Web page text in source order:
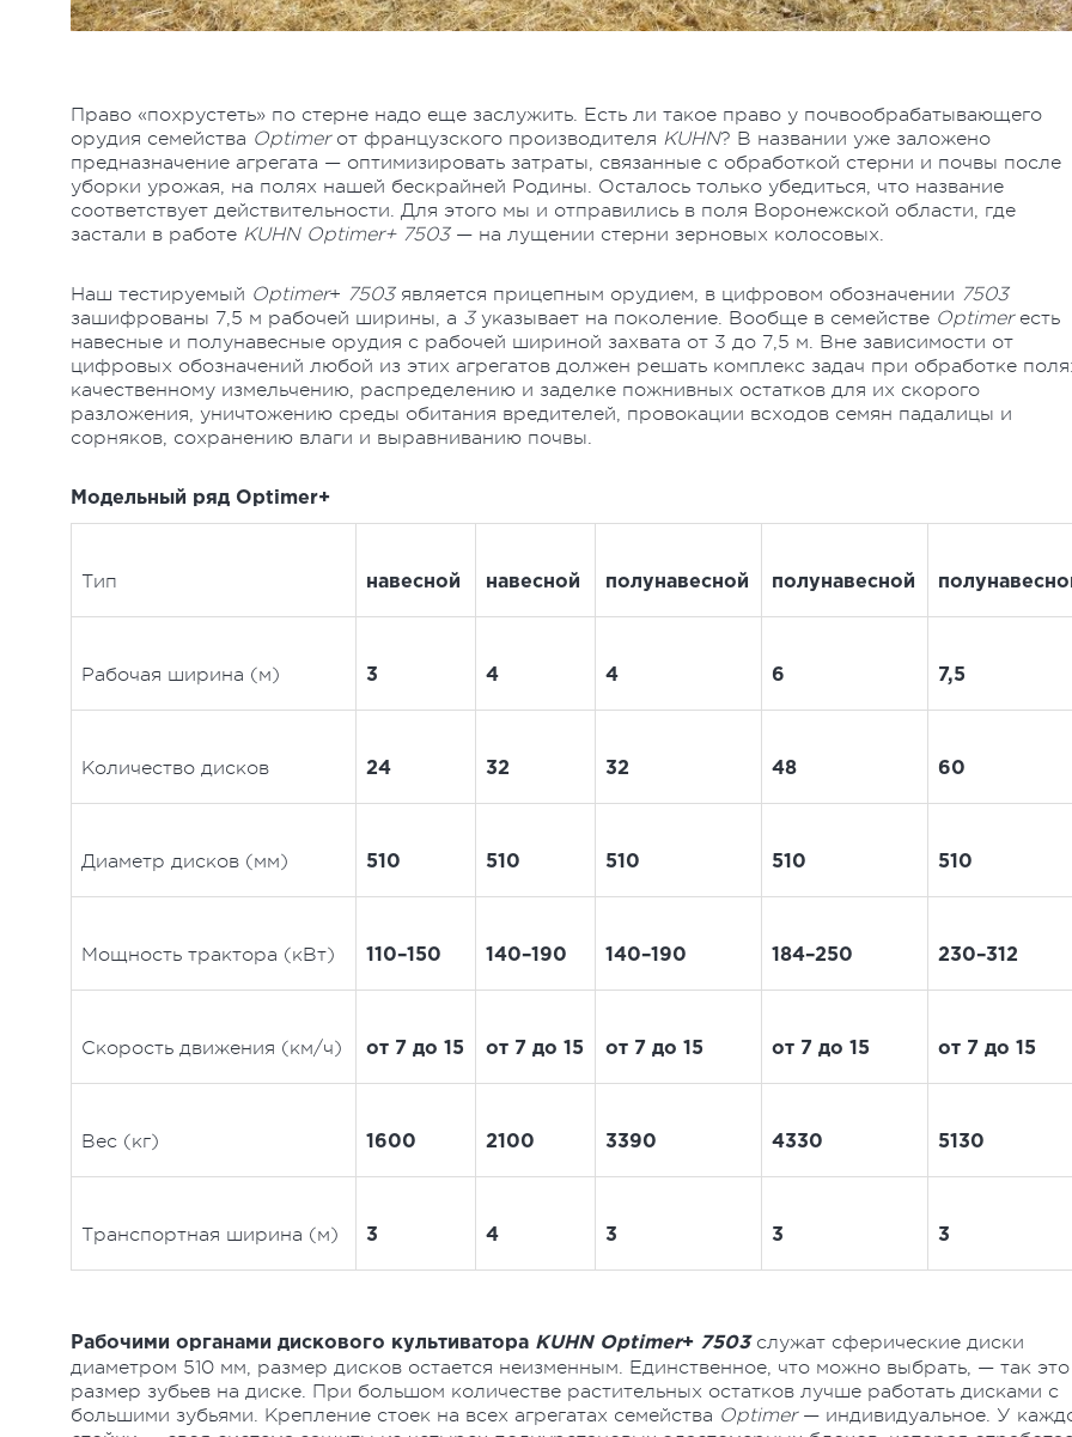
Право «похрустеть» по стерне надо еще заслужить. Есть ли такое право у почвообрабатывающего
орудия семейства Optimer от французского производителя KUHN? В названии уже заложено
предназначение агрегата — оптимизировать затраты, связанные с обработкой стерни и почвы после
уборки урожая, на полях нашей бескрайней Родины. Осталось только убедиться, что название
соответствует действительности. Для этого мы и отправились в поля Воронежской области, где
застали в работе KUHN Optimer+ 7503 — на лущении стерни зерновых колосовых.
Наш тестируемый Optimer+ 7503 является прицепным орудием, в цифровом обозначении 7503
зашифрованы 7,5 м рабочей ширины, а 3 указывает на поколение. Вообще в семействе Optimer есть
навесные и полунавесные орудия с рабочей шириной захвата от 3 до 7,5 м. Вне зависимости от
цифровых обозначений любой из этих агрегатов должен решать комплекс задач при обработке
качественному измельчению, распределению и заделке пожнивных остатков для их скорого
разложения, уничтожению среды обитания вредителей, провокации всходов семян падалицы и
сорняков, сохранению влаги и выравниванию почвы.
Модельный ряд Optimer+
Тип навесной навесной полунавесной полунавесной
Рабочая ширина (м) 3 4 4 6 7,5
Количество дисков 24 32 32 48 60
Диаметр дисков (мм) 510 510 510 510 510
Мощность трактора (кВт) 110–150 140–190 140–190 184–250 230–312
Скорость движения (км/ч) от 7 до 15 от 7 до 15 от 7 до 15 от 7 до 15 от 7 до 15
Вес (кг) 1600 2100 3390 4330 5130
Транспортная ширина (м) 3 4 3 3 3
Рабочими органами дискового культиватора KUHN Optimer+ 7503 служат сферические диски
диаметром 510 мм, размер дисков остается неизменным. Единственное, что можно выбрать, — так это
размер зубьев на диске. При большом количестве растительных остатков лучше работать дисками с
большими зубьями. Крепление стоек на всех агрегатах семейства Optimer — индивидуальное. У